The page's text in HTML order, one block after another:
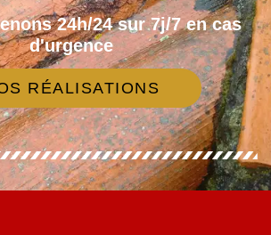
24h/24 sur 7j/7 en cas
d'urgence
RÉALISATIONS